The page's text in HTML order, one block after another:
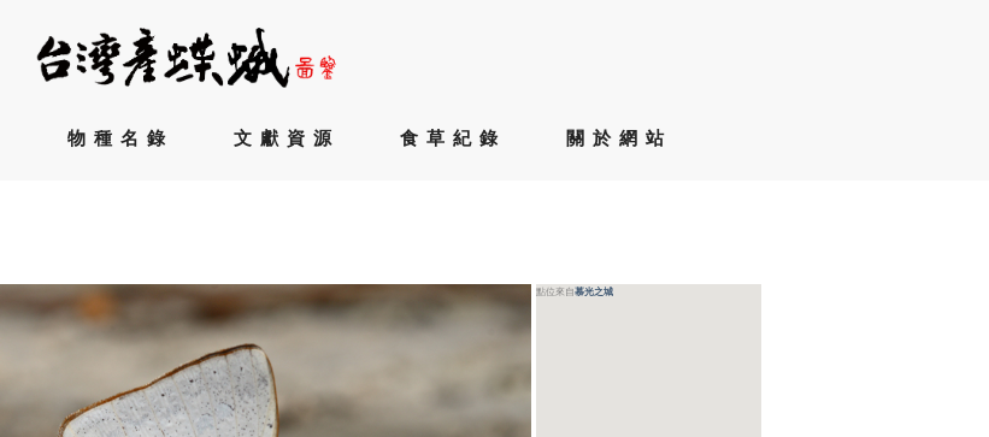
物種名錄 文獻資源 食草紀錄 關於網站
點位來自慕光之城